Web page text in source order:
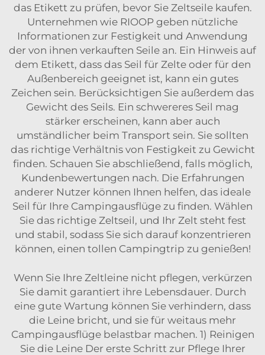
das Etikett zu prüfen, bevor Sie Zeltseile kaufen.
Unternehmen wie RIOOP geben nützliche
Informationen zur Festigkeit und Anwendung
der von ihnen verkauften Seile an. Ein Hinweis auf
dem Etikett, dass das Seil für Zelte oder für den
Außenbereich geeignet ist, kann ein gutes
Zeichen sein. Berücksichtigen Sie außerdem das
Gewicht des Seils. Ein schwereres Seil mag
stärker erscheinen, kann aber auch
umständlicher beim Transport sein. Sie sollten
das richtige Verhältnis von Festigkeit zu Gewicht
finden. Schauen Sie abschließend, falls möglich,
Kundenbewertungen nach. Die Erfahrungen
anderer Nutzer können Ihnen helfen, das ideale
Seil für Ihre Campingausflüge zu finden. Wählen
Sie das richtige Zeltseil, und Ihr Zelt steht fest
und stabil, sodass Sie sich darauf konzentrieren
können, einen tollen Campingtrip zu genießen!
Wenn Sie Ihre Zeltleine nicht pflegen, verkürzen
Sie damit garantiert ihre Lebensdauer. Durch
eine gute Wartung können Sie verhindern, dass
die Leine bricht, und sie für weitaus mehr
Campingausflüge belastbar machen. 1) Reinigen
Sie die Leine Der erste Schritt zur Pflege Ihrer